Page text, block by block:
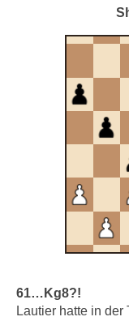
61…Kg8?!
Lautier hatte in